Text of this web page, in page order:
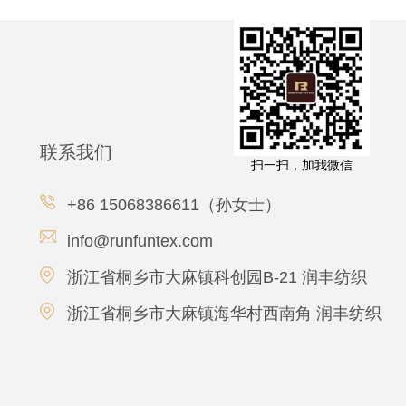
扫一扫，加我微信
联系我们
+86 15068386611（孙女士）
info@runfuntex.com
浙江省桐乡市大麻镇科创园B-21 润丰纺织
浙江省桐乡市大麻镇海华村西南角 润丰纺织